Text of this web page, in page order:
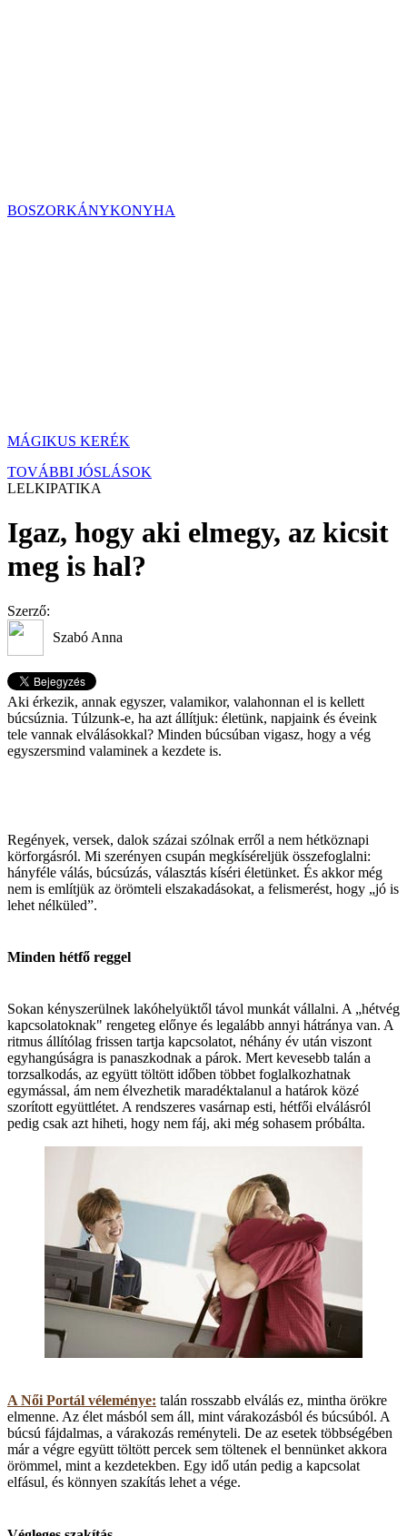
BOSZORKÁNYKONYHA
MÁGIKUS KERÉK
TOVÁBBI JÓSLÁSOK
LELKIPATIKA
Igaz, hogy aki elmegy, az kicsit
meg is hal?
Szerző:
Szabó Anna
Aki érkezik, annak egyszer, valamikor, valahonnan el is kellett
búcsúznia. Túlzunk-e, ha azt állítjuk: életünk, napjaink és éveink
tele vannak elválásokkal? Minden búcsúban vigasz, hogy a vég
egyszersmind valaminek a kezdete is.
Regények, versek, dalok százai szólnak erről a nem hétköznapi
körforgásról. Mi szerényen csupán megkíséreljük összefoglalni:
hányféle válás, búcsúzás, választás kíséri életünket. És akkor még
nem is említjük az örömteli elszakadásokat, a felismerést, hogy „jó is
lehet nélküled”.
Minden hétfő reggel
Sokan kényszerülnek lakóhelyüktől távol munkát vállalni. A „hétvég
kapcsolatoknak" rengeteg előnye és legalább annyi hátránya van. A
ritmus állítólag frissen tartja kapcsolatot, néhány év után viszont
egyhangúságra is panaszkodnak a párok. Mert kevesebb talán a
torzsalkodás, az együtt töltött időben többet foglalkozhatnak
egymással, ám nem élvezhetik maradéktalanul a határok közé
szorított együttlétet. A rendszeres vasárnap esti, hétfői elválásról
pedig csak azt hiheti, hogy nem fáj, aki még sohasem próbálta.
A Női Portál véleménye: talán rosszabb elválás ez, mintha örökre
elmenne. Az élet másból sem áll, mint várakozásból és búcsúból. A
búcsú fájdalmas, a várakozás reményteli. De az esetek többségében
már a végre együtt töltött percek sem töltenek el bennünket akkora
örömmel, mint a kezdetekben. Egy idő után pedig a kapcsolat
elfásul, és könnyen szakítás lehet a vége.